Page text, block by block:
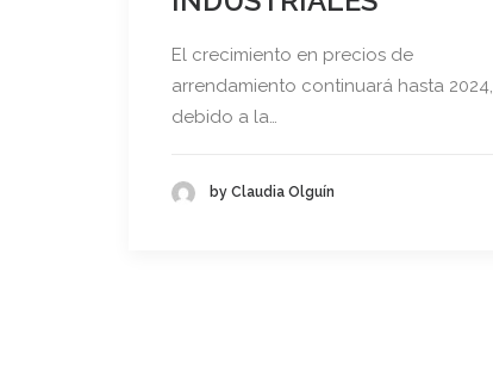
El crecimiento en precios de
arrendamiento continuará hasta 2024,
debido a la…
by Claudia Olguín